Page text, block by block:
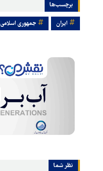
برچسب‌ها
ایران جمهوری اسلامی
نظر شما